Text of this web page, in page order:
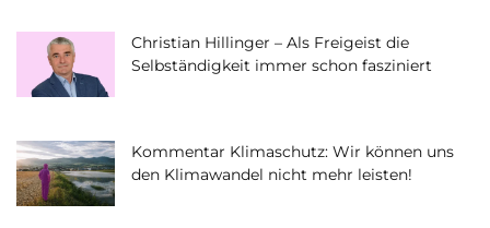
Christian Hillinger – Als Freigeist die
Selbständigkeit immer schon fasziniert
Kommentar Klimaschutz: Wir können uns
den Klimawandel nicht mehr leisten!